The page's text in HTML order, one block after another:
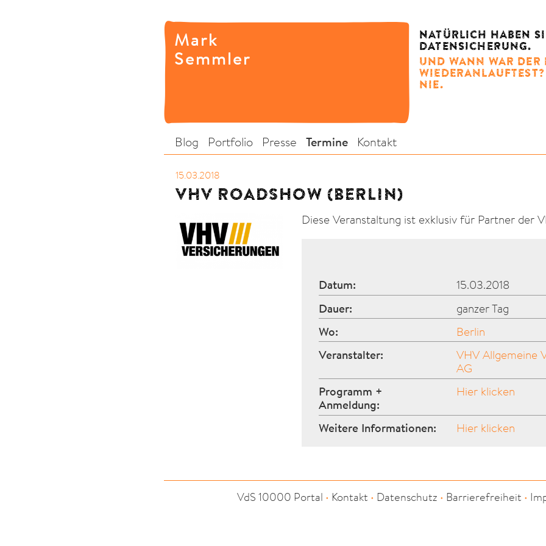
Mark
Semmler
NATÜRLICH HABEN
DATENSICHERUNG.
UND WANN WAR DER
WIEDERANLAUFTEST?
NIE.
Blog Portfolio Presse Termine Kontakt
15.03.2018
VHV ROADSHOW (BERLIN)
Diese Veranstaltung ist exklusiv für Partner der
Datum: 15.03.2018
Dauer: ganzer Tag
Wo: Berlin
Veranstalter:
VHV Allgemeine
AG
Programm +
Anmeldung:
Hier klicken
Weitere Informationen: Hier klicken
VdS 10000 Portal • Kontakt • Datenschutz • Barrierefreiheit •